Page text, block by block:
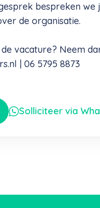
bespreken
de organisatie.
vacature? Neem
| 06 5795 8873
Solliciteer via